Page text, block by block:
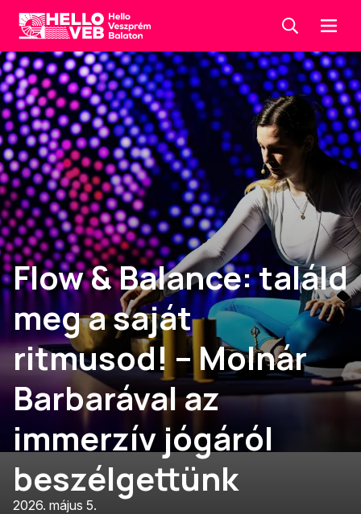
HelloVEB KeresésMenü
Flow & Balance: találd
meg a saját
ritmusod! – Molnár
Barbarával az
immerzív jógáról
beszélgettünk
2026. május 5.